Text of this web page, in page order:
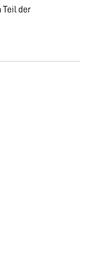
Teil der